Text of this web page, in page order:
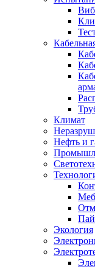
Климат
Нефть и
Экология